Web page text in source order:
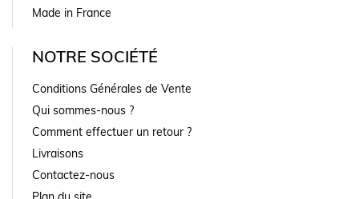
Made in France
NOTRE SOCIÉTÉ
Conditions Générales de Vente
Qui sommes-nous ?
Comment effectuer un retour ?
Livraisons
Contactez-nous